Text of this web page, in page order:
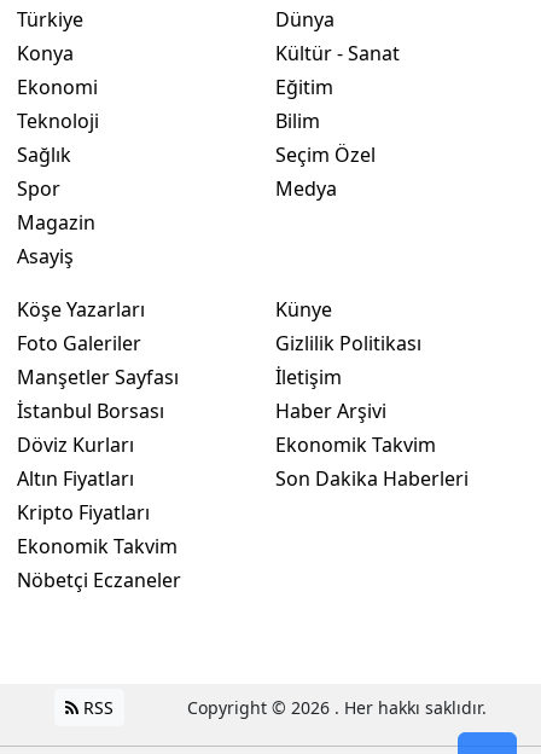
Türkiye
Konya
Ekonomi
Teknoloji
Sağlık
Spor
Magazin
Asayiş
Dünya
Kültür - Sanat
Eğitim
Bilim
Seçim Özel
Medya
Köşe Yazarları
Foto Galeriler
Manşetler Sayfası
İstanbul Borsası
Döviz Kurları
Altın Fiyatları
Kripto Fiyatları
Ekonomik Takvim
Nöbetçi Eczaneler
Künye
Gizlilik Politikası
İletişim
Haber Arşivi
Ekonomik Takvim
Son Dakika Haberleri
RSS Copyright © 2026 . Her hakkı saklıdır.